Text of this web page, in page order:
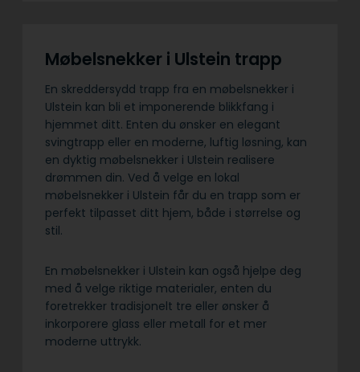
Møbelsnekker i Ulstein trapp
En skreddersydd trapp fra en møbelsnekker i
Ulstein kan bli et imponerende blikkfang i
hjemmet ditt. Enten du ønsker en elegant
svingtrapp eller en moderne, luftig løsning, kan
en dyktig møbelsnekker i Ulstein realisere
drømmen din. Ved å velge en lokal
møbelsnekker i Ulstein får du en trapp som er
perfekt tilpasset ditt hjem, både i størrelse og
stil.
En møbelsnekker i Ulstein kan også hjelpe deg
med å velge riktige materialer, enten du
foretrekker tradisjonelt tre eller ønsker å
inkorporere glass eller metall for et mer
moderne uttrykk.